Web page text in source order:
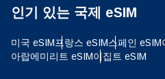
인기 있는 국제 eSIM
미국 eSIM프랑스 eSIM스페인 eSIM
아랍에미리트 eSIM이집트 eSIM